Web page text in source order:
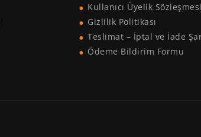
Kullanıcı Üyelik Sözleşmesi
Gizlilik Politikası
Teslimat – İptal ve İade
Ödeme Bildirim Formu